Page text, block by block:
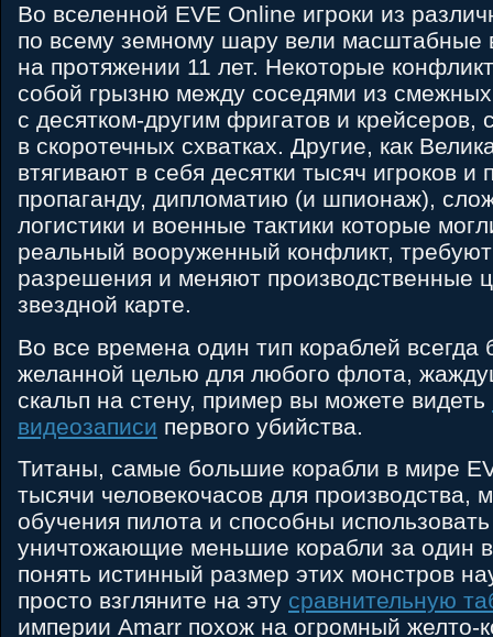
Во вселенной EVE Online игроки из
по всему земному шару вели масштабные
на протяжении 11 лет. Некоторые
собой грызню между соседями из
с десятком-другим фригатов и крейсеров,
в скоротечных схватках. Другие, как
втягивают в себя десятки тысяч игроков
пропаганду, дипломатию (и шпионаж),
логистики и военные тактики которые
реальный вооруженный конфликт,
разрешения и меняют производственные
звездной карте.
Во все времена один тип кораблей всегда
желанной целью для любого флота,
скальп на стену, пример вы можете видеть
видеозаписи первого убийства.
Титаны, самые большие корабли в мире
тысячи человекочасов для производства,
обучения пилота и способны использовать
уничтожающие меньшие корабли за один
понять истинный размер этих монстров
просто взгляните на эту сравнительную
империи Amarr похож на огромный желто-